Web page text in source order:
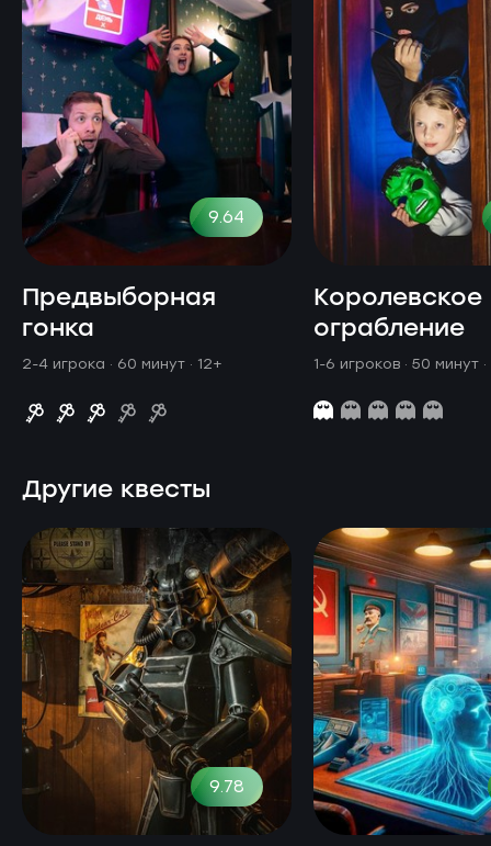
9.64
Предвыборная
гонка
2-4 игрока · 60 минут · 12+
Королевское
ограбление
1-6 игроков · 50 минут
Другие квесты
9.78